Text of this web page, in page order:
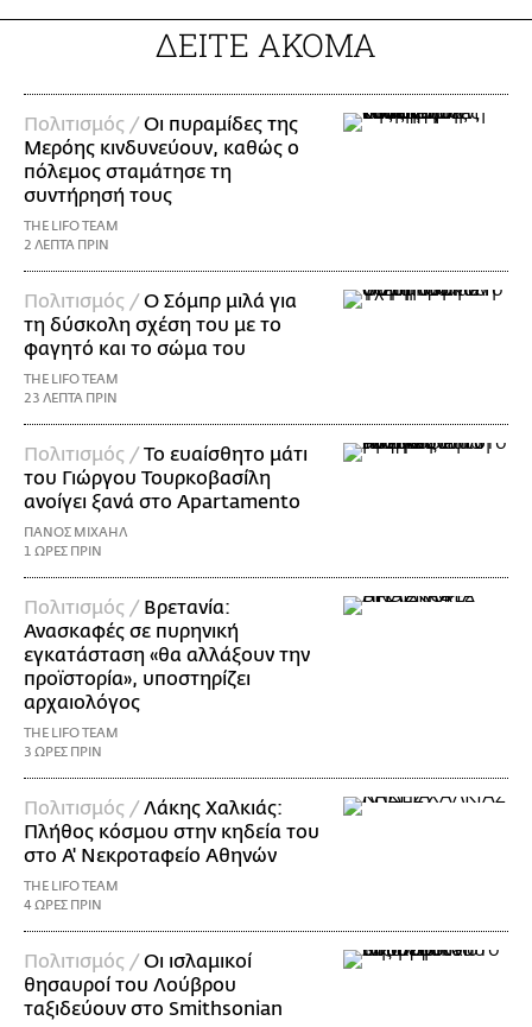
ΔΕΙΤΕ ΑΚΟΜΑ
Πολιτισμός /Οι πυραμίδες της
Μερόης κινδυνεύουν, καθώς ο
πόλεμος σταμάτησε τη
συντήρησή τους
THE LIFO TEAM
2 ΛΕΠΤΑ ΠΡΙΝ
Πολιτισμός /Ο Σόμπρ μιλά για
τη δύσκολη σχέση του με το
φαγητό και το σώμα του
THE LIFO TEAM
23 ΛΕΠΤΑ ΠΡΙΝ
Πολιτισμός /Το ευαίσθητο μάτι
του Γιώργου Τουρκοβασίλη
ανοίγει ξανά στο Apartamento
ΠΑΝΟΣ ΜΙΧΑΗΛ
1 ΩΡΕΣ ΠΡΙΝ
Πολιτισμός / Βρετανία:
Ανασκαφές σε πυρηνική
εγκατάσταση «θα αλλάξουν την
προϊστορία», υποστηρίζει
αρχαιολόγος
THE LIFO TEAM
3 ΩΡΕΣ ΠΡΙΝ
Πολιτισμός /Λάκης Χαλκιάς:
Πλήθος κόσμου στην κηδεία του
στο Α' Νεκροταφείο Αθηνών
THE LIFO TEAM
4 ΩΡΕΣ ΠΡΙΝ
Πολιτισμός /Οι ισλαμικοί
θησαυροί του Λούβρου
ταξιδεύουν στο Smithsonian